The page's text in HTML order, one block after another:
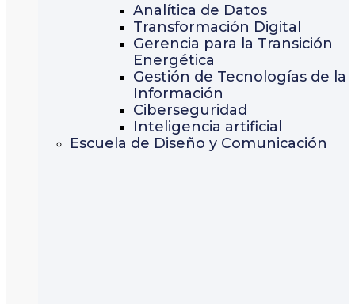
Analítica de Datos
Transformación Digital
Gerencia para la Transición
Energética
Gestión de Tecnologías de la
Información
Ciberseguridad
Inteligencia artificial
Escuela de Diseño y Comunicación